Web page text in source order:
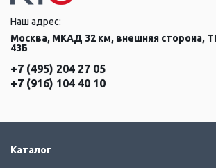
Наш адрес:
Москва, МКАД 32 км, внешняя сторона,
43Б
+7 (495) 204 27 05
+7 (916) 104 40 10
Каталог